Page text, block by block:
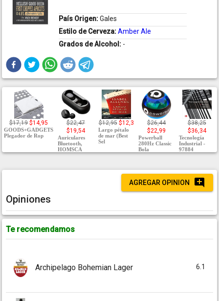
País Origen:Gales
Estilo de Cerveza:Amber Ale
Grados de Alcohol: -
$17,19 $14,95
GOODS+GADGETS
Plegador de Rop
$22,47
$19,54
Auriculares
Bluetooth,
HOMSCA
$12,95 $12,3
Largo pétalo
de mar (Best
Sel
$26,44
$22,99
Powerball
280Hz Classic
Bola
$38,25
$36,34
Tecnología
Industrial -
97884
AGREGAR OPINION
Opiniones
Te recomendamos
Archipelago Bohemian Lager 6.1